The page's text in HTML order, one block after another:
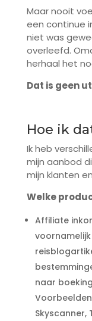
Maar nooit
een continue
niet was
overleefd.
herhaal het
Dat is geen
Hoe ik
Ik heb
mijn aanbod
mijn klanten
Welke
Affiliate
naar
Skyscanner,